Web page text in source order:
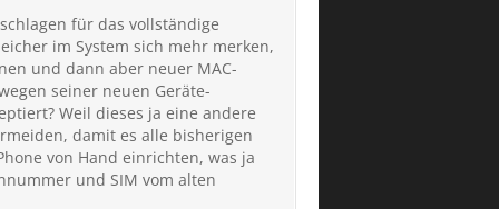
für das vollständige
im System sich mehr merken,
und dann aber neuer MAC-
seiner neuen Geräte-
Weil dieses ja eine andere
damit es alle bisherigen
von Hand einrichten, was ja
und SIM vom alten